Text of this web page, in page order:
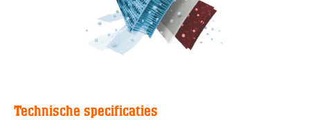
Technische specificaties